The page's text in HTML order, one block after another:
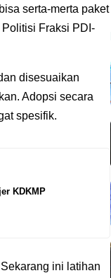
serta-merta paket
Fraksi PDI-
disesuaikan
Adopsi secara
spesifik.
KDKMP
ini latihan